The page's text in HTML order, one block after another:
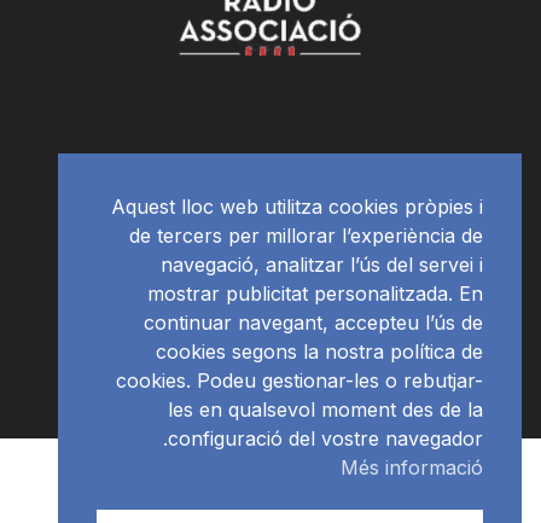
RàdioNews
Aquest lloc web utilitza cookies pròpies i
de tercers per millorar l’experiència de
navegació, analitzar l’ús del servei i
mostrar publicitat personalitzada. En
continuar navegant, accepteu l’ús de
cookies segons la nostra política de
cookies. Podeu gestionar-les o rebutjar-
les en qualsevol moment des de la
configuració del vostre navegador.
Més informació